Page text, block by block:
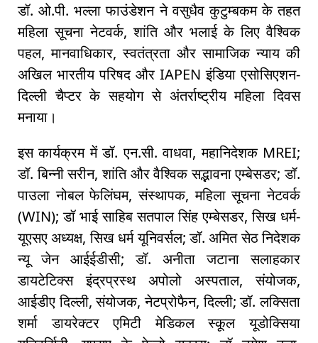
डॉ. ओ.पी. भल्ला फाउंडेशन ने वसुधैव कुटुम्बकम के तहत
महिला सूचना नेटवर्क, शांति और भलाई के लिए वैश्विक
पहल, मानवाधिकार, स्वतंत्रता और सामाजिक न्याय की
अखिल भारतीय परिषद और IAPEN इंडिया एसोसिएशन-
दिल्ली चैप्टर के सहयोग से अंतर्राष्ट्रीय महिला दिवस
मनाया।
इस कार्यक्रम में डॉ. एन.सी. वाधवा, महानिदेशक MREI;
डॉ. बिन्नी सरीन, शांति और वैश्विक सद्भावना एम्बेसडर; डॉ.
पाउला नोबल फेलिंघम, संस्थापक, महिला सूचना नेटवर्क
(WIN); डॉ भाई साहिब सतपाल सिंह एम्बेसडर, सिख धर्म-
यूएसए अध्यक्ष, सिख धर्म यूनिवर्सल; डॉ. अमित सेठ निदेशक
न्यू जेन आईईडीसी; डॉ. अनीता जटाना सलाहकार
डायटेटिक्स इंद्रप्रस्थ अपोलो अस्पताल, संयोजक,
आईडीए दिल्ली, संयोजक, नेटप्रोफैन, दिल्ली; डॉ. लक्सिता
शर्मा डायरेक्टर एमिटी मेडिकल स्कूल यूडोक्सिया